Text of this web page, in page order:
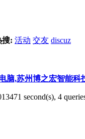
搜: 活动 交友 discuz
脑,苏州博之宏智能科
second(s), 4